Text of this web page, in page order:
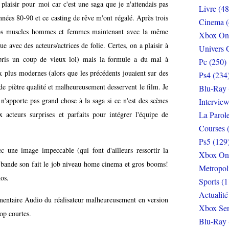
pour moi car c'est une saga que je n'attendais pas
80-90 et ce casting de rêve m'ont régalé. Après trois
hommes et femmes maintenant avec la même
avec des acteurs/actrices de folie. Certes, on a plaisir à
un coup de vieux lol) mais la formule a du mal à
modernes (alors que les précédents jouaient sur des
piètre qualité et malheureusement desservent le film. Je
pas grand chose à la saga si ce n'est des scènes
acteurs surprises et parfaits pour intégrer l'équipe de
une image impeccable (qui font d'ailleurs ressortir la
son fait le job niveau home cinema et gros booms!
Audio du réalisateur malheureusement en version
courtes.
Livre
Cinema
Xbox
Univers
Pc (250)
Ps4
Blu-Ray
La
Courses
Ps5
Xbox
Sports
Xbox
Blu-Ray